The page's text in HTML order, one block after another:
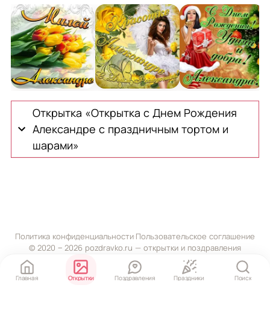
Открытка «Открытка с Днем Рождения
Александре с праздничным тортом и
шарами»
Политика конфиденциальности Пользовательское соглашение
© 2020 ‒ 2026 pozdravko.ru — открытки и поздравления
Главная Открытки Поздравления Праздники Поиск